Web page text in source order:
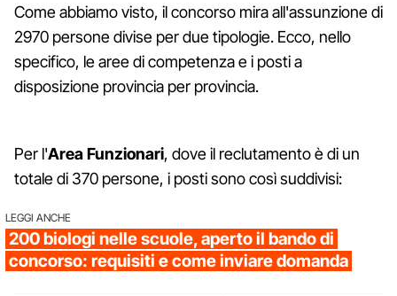
Come abbiamo visto, il concorso mira all'assunzione di
2970 persone divise per due tipologie. Ecco, nello
specifico, le aree di competenza e i posti a
disposizione provincia per provincia.
Per l'Area Funzionari, dove il reclutamento è di un
totale di 370 persone, i posti sono così suddivisi:
LEGGI ANCHE
200 biologi nelle scuole, aperto il bando di
concorso: requisiti e come inviare domanda